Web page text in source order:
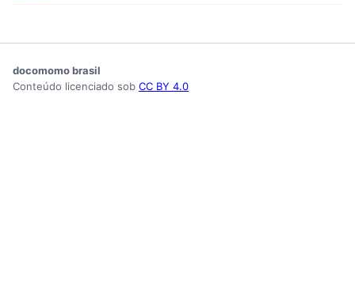
docomomo brasil
Conteúdo licenciado sob CC BY 4.0